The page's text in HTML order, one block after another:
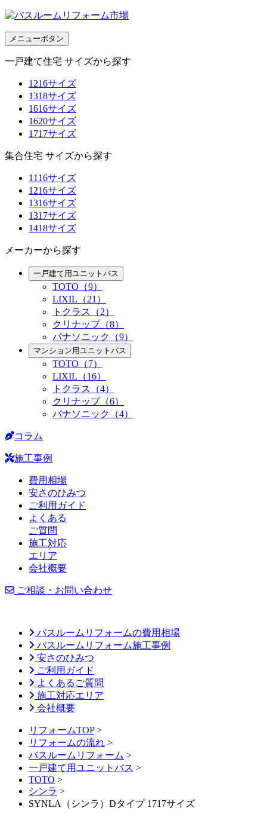
メニューボタン
一戸建て住宅 サイズから探す
1216サイズ
1318サイズ
1616サイズ
1620サイズ
1717サイズ
集合住宅 サイズから探す
1116サイズ
1216サイズ
1316サイズ
1317サイズ
1418サイズ
メーカーから探す
一戸建て用ユニットバス
TOTO（9）
LIXIL（21）
トクラス（2）
クリナップ（8）
パナソニック（9）
マンション用ユニットバス
TOTO（7）
LIXIL（16）
トクラス（4）
クリナップ（6）
パナソニック（4）
コラム
施工事例
費用相場
安さのひみつ
ご利用ガイド
よくある
ご質問
施工対応
エリア
会社概要
ご相談・お問い合わせ
バスルームリフォームの費用相場
バスルームリフォーム施工事例
安さのひみつ
ご利用ガイド
よくあるご質問
施工対応エリア
会社概要
リフォームTOP>
リフォームの流れ >
バスルームリフォーム >
一戸建て用ユニットバス >
TOTO >
シンラ >
SYNLA（シンラ）Dタイプ 1717サイズ